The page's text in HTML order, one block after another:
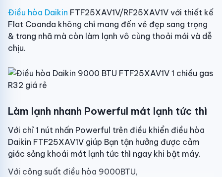
Điều hòa Daikin FTF25XAV1V/RF25XAV1V với thiết kế
Flat Coanda không chỉ mang đến vẻ đẹp sang trọng
& trang nhã mà còn làm lạnh vô cùng thoải mái và dễ
chịu.
Làm lạnh nhanh Powerful mát lạnh tức thì
Với chỉ 1 nút nhấn Powerful trên điều khiển điều hòa
Daikin FTF25XAV1V giúp Bạn tận hưởng được cảm
giác sảng khoái mát lạnh tức thì ngay khi bật máy.
Với công suất điều hòa 9000BTU,